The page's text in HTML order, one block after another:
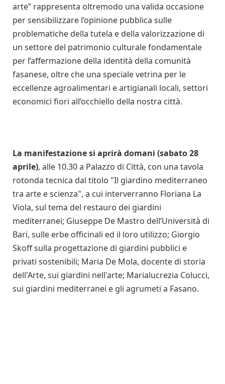
arte” rappresenta oltremodo una valida occasione
per sensibilizzare l’opinione pubblica sulle
problematiche della tutela e della valorizzazione di
un settore del patrimonio culturale fondamentale
per l’affermazione della identità della comunità
fasanese, oltre che una speciale vetrina per le
eccellenze agroalimentari e artigianali locali, settori
economici fiori all’occhiello della nostra città.
La manifestazione si aprirà domani (sabato 28
aprile), alle 10.30 a Palazzo di Città, con una tavola
rotonda tecnica dal titolo "Il giardino mediterraneo
tra arte e scienza", a cui interverranno Floriana La
Viola, sul tema del restauro dei giardini
mediterranei; Giuseppe De Mastro dell’Università di
Bari, sulle erbe officinali ed il loro utilizzo; Giorgio
Skoff sulla progettazione di giardini pubblici e
privati sostenibili; Maria De Mola, docente di storia
dell'Arte, sui giardini nell'arte; Marialucrezia Colucci,
sui giardini mediterranei e gli agrumeti a Fasano.